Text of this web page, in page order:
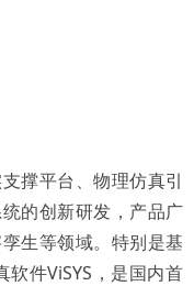
撑平台、物理仿真引
的创新研发，产品广
生等领域。特别是基
件ViSYS，是国内首